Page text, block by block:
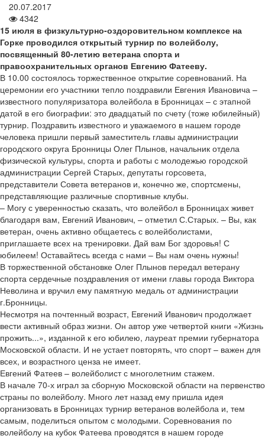
20.07.2017
4342
15 июля в физкультурно-оздоровительном комплексе на
Горке проводился открытый турнир по волейболу,
посвященный 80-летию ветерана спорта и
правоохранительных органов Евгению Фатееву.
В 10.00 состоялось торжественное открытие соревнований. На
церемонии его участники тепло поздравили Евгения Ивановича –
известного популяризатора волейбола в Бронницах – с этапной
датой в его биографии: это двадцатый по счету (тоже юбилейный)
турнир. Поздравить известного и уважаемого в нашем городе
человека пришли первый заместитель главы администрации
городского округа Бронницы Олег Плынов, начальник отдела
физической культуры, спорта и работы с молодежью городской
администрации Сергей Старых, депутаты горсовета,
представители Совета ветеранов и, конечно же, спортсмены,
представляющие различные спортивные клубы.
– Могу с уверенностью сказать, что волейбол в Бронницах живет
благодаря вам, Евгений Иванович, – отметил С.Старых. – Вы, как
ветеран, очень активно общаетесь с волейболистами,
приглашаете всех на тренировки. Дай вам Бог здоровья! С
юбилеем! Оставайтесь всегда с нами – Вы нам очень нужны!
В торжественной обстановке Олег Плынов передал ветерану
спорта сердечные поздравления от имени главы города Виктора
Неволина и вручил ему памятную медаль от администрации
г.Бронницы.
Несмотря на почтенный возраст, Евгений Иванович продолжает
вести активный образ жизни. Он автор уже четвертой книги «Жизнь
прожить...», изданной к его юбилею, лауреат премии губернатора
Московской области. И не устает повторять, что спорт – важен для
всех, и возрастного ценза не имеет.
Евгений Фатеев – волейболист с многолетним стажем.
В начале 70-х играл за сборную Московской области на первенство
страны по волейболу. Много лет назад ему пришла идея
организовать в Бронницах турнир ветеранов волейбола и, тем
самым, поделиться опытом с молодыми. Соревнования по
волейболу на кубок Фатеева проводятся в нашем городе